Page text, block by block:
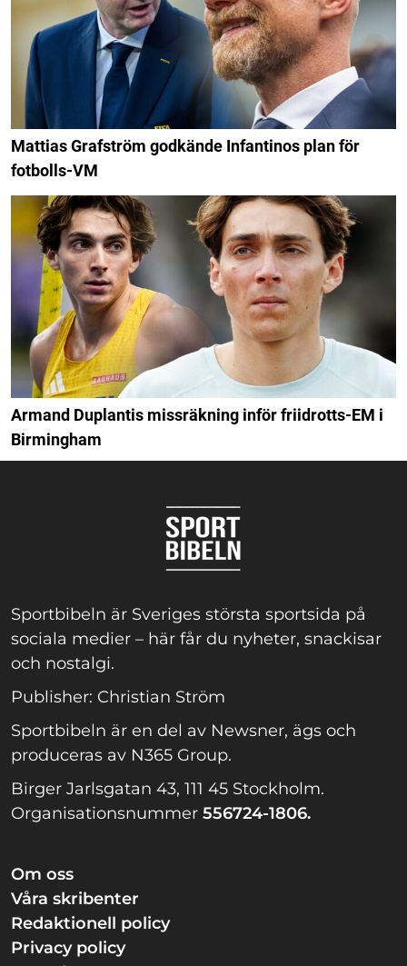
Mattias Grafström godkände Infantinos plan för
fotbolls-VM
Armand Duplantis missräkning inför friidrotts-EM i
Birmingham
Sportbibeln är Sveriges största sportsida på
sociala medier – här får du nyheter, snackisar
och nostalgi.
Publisher: Christian Ström
Sportbibeln är en del av Newsner, ägs och
produceras av N365 Group.
Birger Jarlsgatan 43, 111 45 Stockholm.
Organisationsnummer 556724-1806.
Om oss
Våra skribenter
Redaktionell policy
Privacy policy